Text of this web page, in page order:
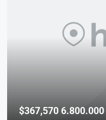
$367,570 6.800.000